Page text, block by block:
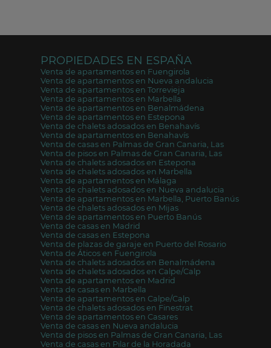
PROPIEDADES EN ESPAÑA
Venta de apartamentos en Fuengirola
Venta de apartamentos en Nueva andalucia
Venta de apartamentos en Torrevieja
Venta de apartamentos en Marbella
Venta de apartamentos en Benalmádena
Venta de apartamentos en Estepona
Venta de chalets adosados en Benahavís
Venta de apartamentos en Benahavís
Venta de casas en Palmas de Gran Canaria, Las
Venta de pisos en Palmas de Gran Canaria, Las
Venta de chalets adosados en Estepona
Venta de chalets adosados en Marbella
Venta de apartamentos en Málaga
Venta de chalets adosados en Nueva andalucia
Venta de apartamentos en Marbella, Puerto Banús
Venta de chalets adosados en Mijas
Venta de apartamentos en Puerto Banús
Venta de casas en Madrid
Venta de casas en Estepona
Venta de plazas de garaje en Puerto del Rosario
Venta de Áticos en Fuengirola
Venta de chalets adosados en Benalmádena
Venta de chalets adosados en Calpe/Calp
Venta de apartamentos en Madrid
Venta de casas en Marbella
Venta de apartamentos en Calpe/Calp
Venta de chalets adosados en Finestrat
Venta de apartamentos en Casares
Venta de casas en Nueva andalucia
Venta de pisos en Palmas de Gran Canaria, Las
Venta de casas en Pilar de la Horadada